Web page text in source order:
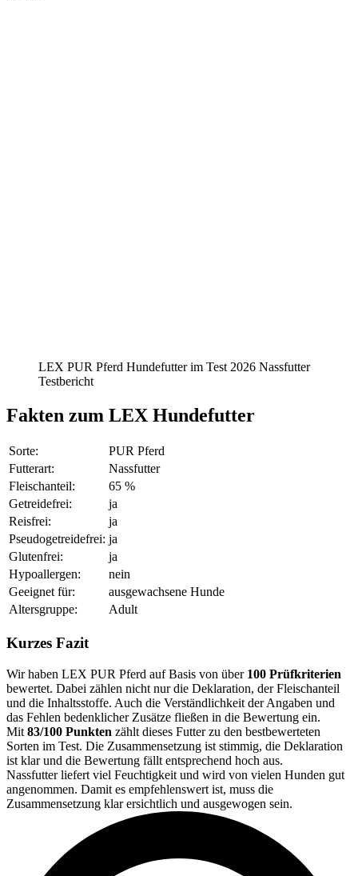
LEX PUR Pferd Hundefutter im Test 2026 Nassfutter
Testbericht
Fakten zum LEX Hundefutter
Sorte:
PUR Pferd
Futterart:
Nassfutter
Fleischanteil:
65 %
Getreidefrei:
ja
Reisfrei:
ja
Pseudogetreidefrei: ja
Glutenfrei:
ja
Hypoallergen:
nein
Geeignet für:
ausgewachsene Hunde
Altersgruppe:
Adult
Kurzes Fazit
Wir haben LEX PUR Pferd auf Basis von über 100 Prüfkriterien
bewertet. Dabei zählen nicht nur die Deklaration, der Fleischanteil
und die Inhaltsstoffe. Auch die Verständlichkeit der Angaben und
das Fehlen bedenklicher Zusätze fließen in die Bewertung ein.
Mit 83/100 Punkten zählt dieses Futter zu den bestbewerteten
Sorten im Test. Die Zusammensetzung ist stimmig, die Deklaration
ist klar und die Bewertung fällt entsprechend hoch aus.
Nassfutter liefert viel Feuchtigkeit und wird von vielen Hunden gut
angenommen. Damit es empfehlenswert ist, muss die
Zusammensetzung klar ersichtlich und ausgewogen sein.